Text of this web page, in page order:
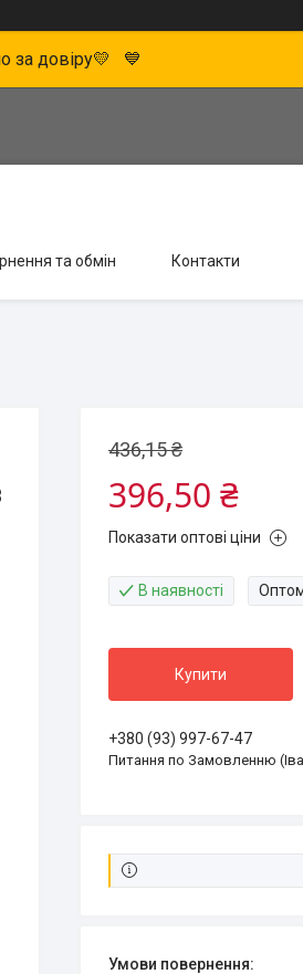
за довіру💛 💙
та обмін Контакти
436,15 ₴
396,50 ₴
Показати оптові ціни
В наявності Оптом
Купити
+380 (93) 997-67-47
Питання по Замовленню